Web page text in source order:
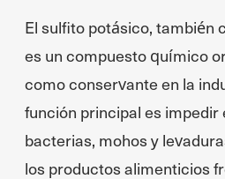
El sulfito potásico, también
es un compuesto químico
como conservante en la
función principal es
bacterias, mohos y
los productos alimenticios